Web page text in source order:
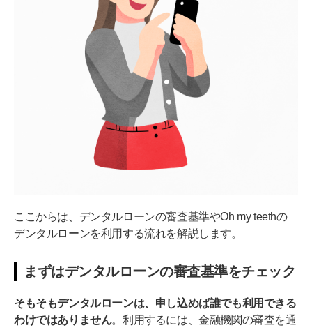
ここからは、デンタルローンの審査基準やOh my teethの
デンタルローンを利用する流れを解説します。
まずはデンタルローンの審査基準をチェック
そもそもデンタルローンは、申し込めば誰でも利用できる
わけではありません。利用するには、金融機関の審査を通